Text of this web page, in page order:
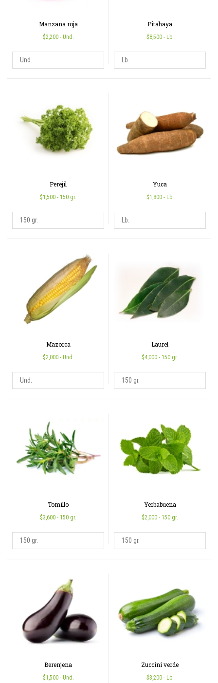
Manzana roja
$2,200 - Und.
Pitahaya
$8,500 - Lb.
Perejil
$1,500 - 150 gr.
Yuca
$1,800 - Lb.
Mazorca
$2,000 - Und.
Laurel
$4,000 - 150 gr.
Tomillo
$3,600 - 150 gr.
Yerbabuena
$2,000 - 150 gr.
Berenjena
$1,500 - Und.
Zuccini verde
$3,200 - Lb.